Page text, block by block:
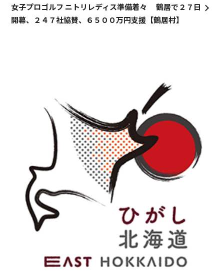
女子プロゴルフ ニトリレディス準備着々 鶴居で２７日
開幕、２４７社協賛、６５００万円支援【鶴居村】